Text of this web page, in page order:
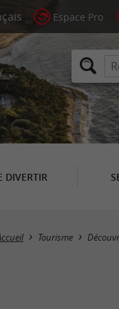
Espace Pro
DIVERTIR
Tourisme